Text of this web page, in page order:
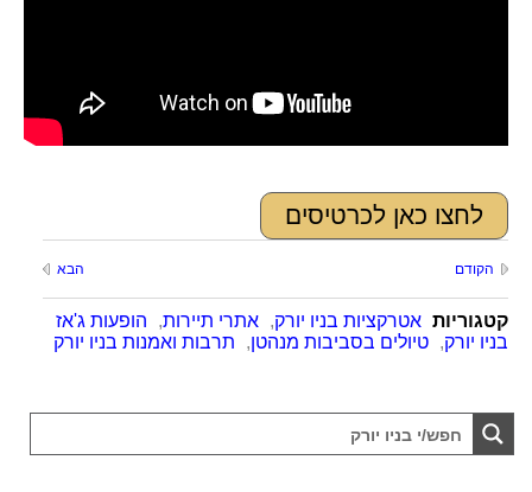
לחצו כאן לכרטיסים
הקודם הבא
קטגוריות אטרקציות בניו יורק, אתרי תיירות,
הופעות ג'אז
בניו יורק, טיולים בסביבות מנהטן, תרבות ואמנות בניו יורק